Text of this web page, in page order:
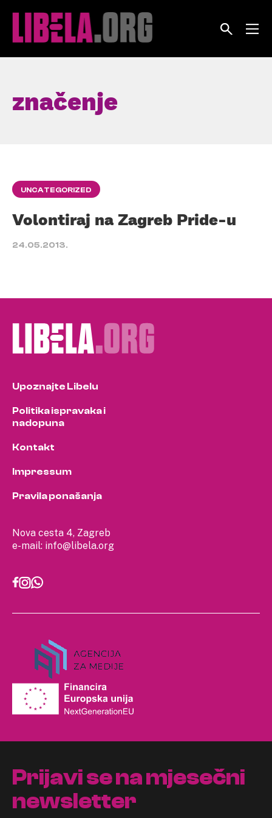
značenje
UNCATEGORIZED
Volontiraj na Zagreb Pride-u
24.05.2013.
Nova cesta 4, Zagreb
e-mail: info@libela.org
Upoznajte Libelu
Politika ispravaka i
nadopuna
Kontakt
Impressum
Pravila ponašanja
Prijavi se na mjesečni
newsletter